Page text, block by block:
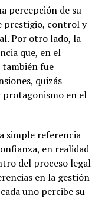
percepción de su
prestigio, control y
Por otro lado, la
que, en el
también fue
quizás
protagonismo en el
simple referencia
en realidad
del proceso legal
en la gestión
uno percibe su